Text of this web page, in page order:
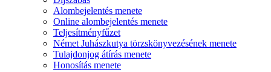
Alombejelentés menete
Online alombejelentés menete
Teljesítményfűzet
Német Juhászkutya törzskönyvezésének menete
Tulajdonjog átírás menete
Honosítás menete